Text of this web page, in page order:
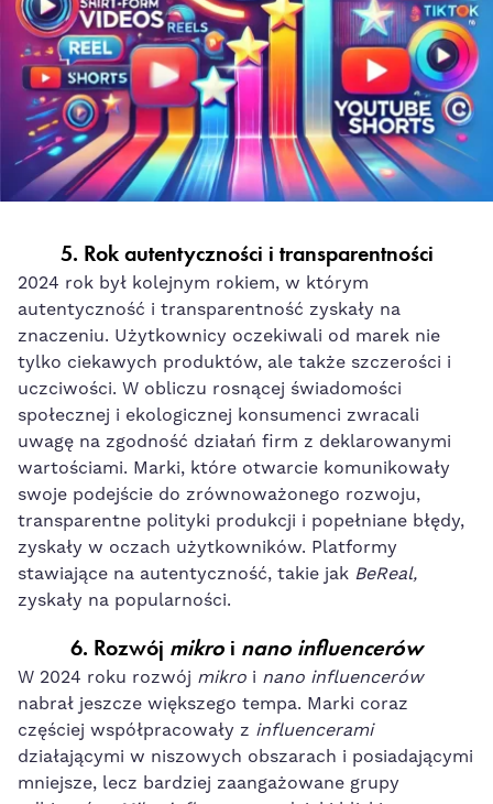
5. Rok autentyczności i transparentności
2024 rok był kolejnym rokiem, w którym
autentyczność i transparentność zyskały na
znaczeniu. Użytkownicy oczekiwali od marek nie
tylko ciekawych produktów, ale także szczerości i
uczciwości. W obliczu rosnącej świadomości
społecznej i ekologicznej konsumenci zwracali
uwagę na zgodność działań firm z deklarowanymi
wartościami. Marki, które otwarcie komunikowały
swoje podejście do zrównoważonego rozwoju,
transparentne polityki produkcji i popełniane błędy,
zyskały w oczach użytkowników. Platformy
stawiające na autentyczność, takie jak BeReal,
zyskały na popularności.
6. Rozwój mikro i nano influencerów
W 2024 roku rozwój mikro i nano influencerów
nabrał jeszcze większego tempa. Marki coraz
częściej współpracowały z influencerami
działającymi w niszowych obszarach i posiadającymi
mniejsze, lecz bardziej zaangażowane grupy